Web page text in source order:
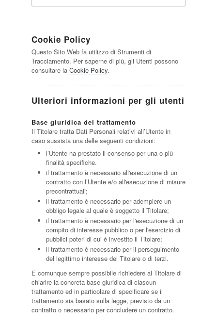
Cookie Policy
Questo Sito Web fa utilizzo di Strumenti di
Tracciamento. Per saperne di più, gli Utenti possono
consultare la Cookie Policy.
Ulteriori informazioni per gli utenti
Base giuridica del trattamento
Il Titolare tratta Dati Personali relativi all’Utente in
caso sussista una delle seguenti condizioni:
l’Utente ha prestato il consenso per una o più
finalità specifiche.
il trattamento è necessario all'esecuzione di un
contratto con l’Utente e/o all'esecuzione di misure
precontrattuali;
il trattamento è necessario per adempiere un
obbligo legale al quale è soggetto il Titolare;
il trattamento è necessario per l'esecuzione di un
compito di interesse pubblico o per l'esercizio di
pubblici poteri di cui è investito il Titolare;
il trattamento è necessario per il perseguimento
del legittimo interesse del Titolare o di terzi.
È comunque sempre possibile richiedere al Titolare di
chiarire la concreta base giuridica di ciascun
trattamento ed in particolare di specificare se il
trattamento sia basato sulla legge, previsto da un
contratto o necessario per concludere un contratto.